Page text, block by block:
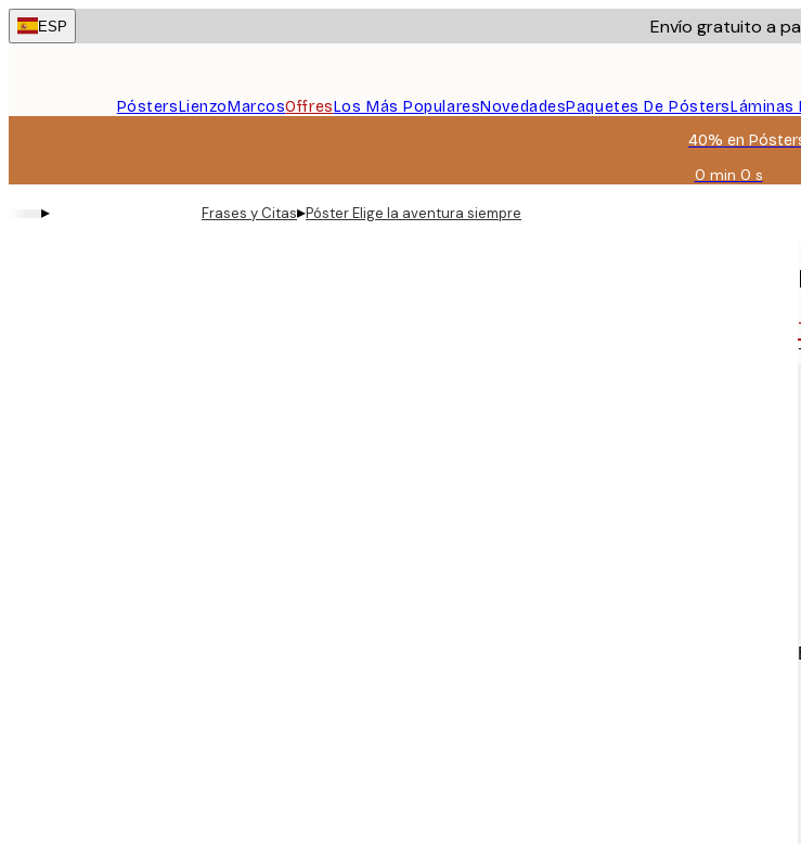
Skip
to
ESP Envío gratuito a
PóstersLienzoMarcosOffresLos Más PopularesNovedadesPaquetes De PóstersLáminas
40% en
0 min 0 s
Válido
▸ Frases y Citas▸Póster Elige la aventura siempre